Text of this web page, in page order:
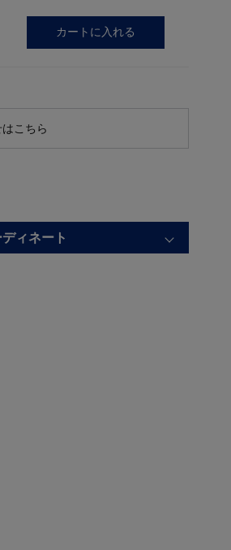
カートに入れる
こちら
ディネート